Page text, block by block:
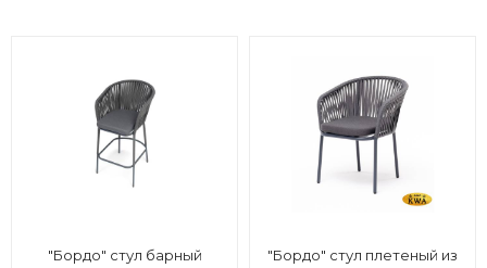
"Бордо" стул барный
"Бордо" стул плетеный из